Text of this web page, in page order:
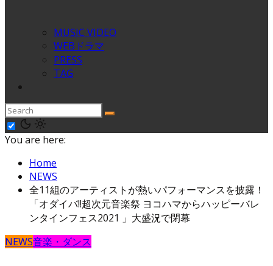
MUSIC VIDEO
WEBドラマ
PRESS
TAG
You are here:
Home
NEWS
全11組のアーティストが熱いパフォーマンスを披露！
「オダイバ!!超次元音楽祭 ヨコハマからハッピーバレ
ンタインフェス2021 」大盛況で閉幕
NEWS音楽・ダンス